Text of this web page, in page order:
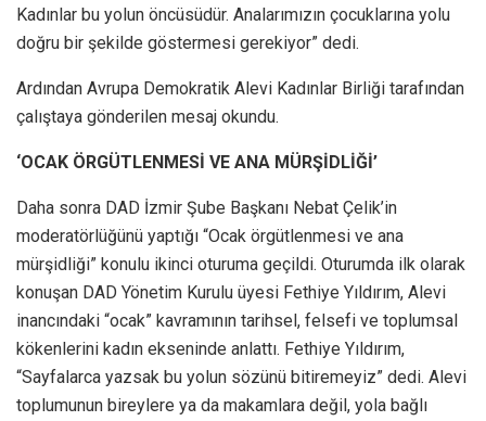
Kadınlar bu yolun öncüsüdür. Analarımızın çocuklarına yolu
doğru bir şekilde göstermesi gerekiyor” dedi.
Ardından Avrupa Demokratik Alevi Kadınlar Birliği tarafından
çalıştaya gönderilen mesaj okundu.
‘OCAK ÖRGÜTLENMESİ VE ANA MÜRŞİDLİĞİ’
Daha sonra DAD İzmir Şube Başkanı Nebat Çelik’in
moderatörlüğünü yaptığı “Ocak örgütlenmesi ve ana
mürşidliği” konulu ikinci oturuma geçildi. Oturumda ilk olarak
konuşan DAD Yönetim Kurulu üyesi Fethiye Yıldırım, Alevi
inancındaki “ocak” kavramının tarihsel, felsefi ve toplumsal
kökenlerini kadın ekseninde anlattı. Fethiye Yıldırım,
“Sayfalarca yazsak bu yolun sözünü bitiremeyiz” dedi. Alevi
toplumunun bireylere ya da makamlara değil, yola bağlı